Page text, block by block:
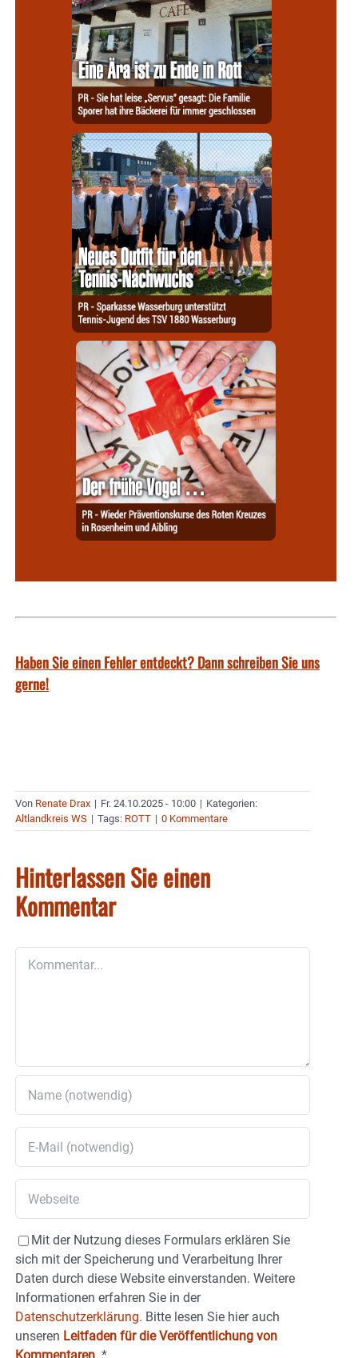
Haben Sie einen Fehler entdeckt? Dann schreiben Sie uns
gerne!
Von Renate Drax | Fr. 24.10.2025 - 10:00 | Kategorien:
Altlandkreis WS | Tags: ROTT | 0 Kommentare
Hinterlassen Sie einen
Kommentar
Mit der Nutzung dieses Formulars erklären Sie
sich mit der Speicherung und Verarbeitung Ihrer
Daten durch diese Website einverstanden. Weitere
Informationen erfahren Sie in der
Datenschutzerklärung. Bitte lesen Sie hier auch
unseren Leitfaden für die Veröffentlichung von